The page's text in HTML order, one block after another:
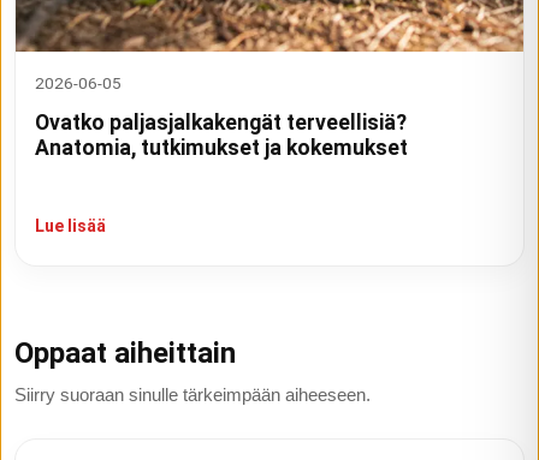
2026-06-05
Ovatko paljasjalkakengät terveellisiä?
Anatomia, tutkimukset ja kokemukset
Lue lisää
Oppaat aiheittain
Siirry suoraan sinulle tärkeimpään aiheeseen.